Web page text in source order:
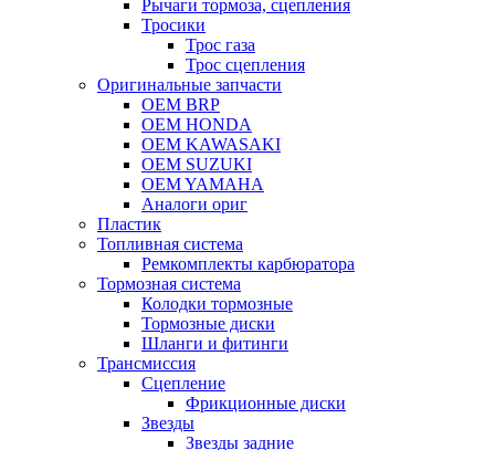
Рычаги тормоза, сцепления
Тросики
Трос газа
Трос сцепления
Оригинальные запчасти
OEM BRP
OEM HONDA
OEM KAWASAKI
OEM SUZUKI
OEM YAMAHA
Аналоги ориг
Пластик
Топливная система
Ремкомплекты карбюратора
Тормозная система
Колодки тормозные
Тормозные диски
Шланги и фитинги
Трансмиссия
Cцепление
Фрикционные диски
Звезды
Звезды задние